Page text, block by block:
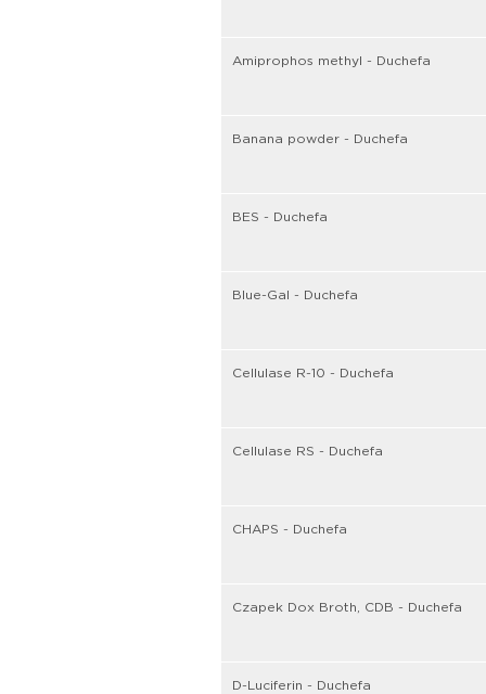
Amiprophos methyl - Duchefa
Banana powder - Duchefa
BES - Duchefa
Blue-Gal - Duchefa
Cellulase R-10 - Duchefa
Cellulase RS - Duchefa
CHAPS - Duchefa
Czapek Dox Broth, CDB - Duchefa
D-Luciferin - Duchefa